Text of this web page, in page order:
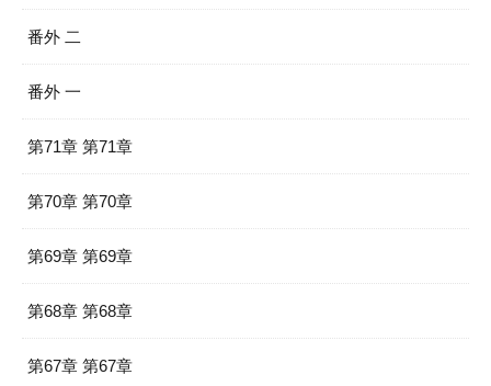
番外 二
番外 一
第71章 第71章
第70章 第70章
第69章 第69章
第68章 第68章
第67章 第67章